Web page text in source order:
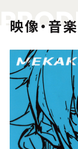
PROD
映像・音